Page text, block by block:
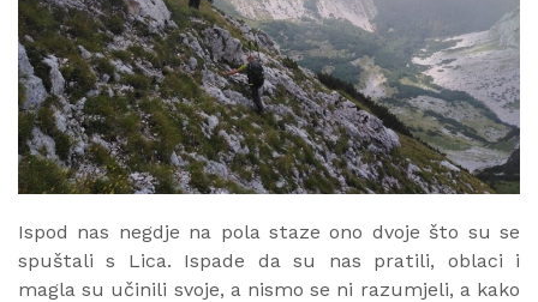
Ispod nas negdje na pola staze ono dvoje što su se
spuštali s Lica. Ispade da su nas pratili, oblaci i
magla su učinili svoje, a nismo se ni razumjeli, a kako